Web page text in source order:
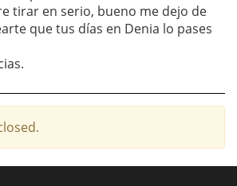
tirar en serio, bueno me dejo de
que tus días en Denia lo pases